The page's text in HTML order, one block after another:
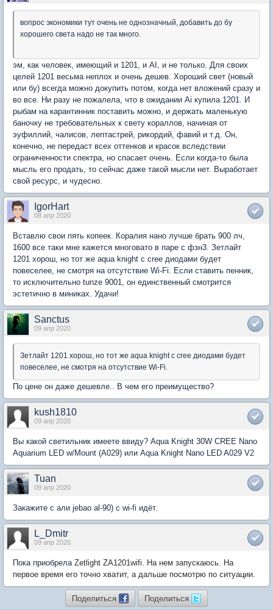
вопрос экономики тут очень не однозначный, добавить до бу
хорошего света надо не так много.
эм, как человек, имеющий и 1201, и AI, и не только. Для своих
целей 1201 весьма неплох и очень дешев. Хороший свет (новый
или бу) всегда можно докупить потом, когда нет вложений сразу и
во все. Ни разу не пожалела, что в ожидании Ai купила 1201. И
рыбам на карантинник поставить можно, и держать маленькую
баночку не требовательных к свету кораллов, начиная от
эуфиллий, чалисов, лептастрей, рикордий, фавий и т.д. Он,
конечно, не передаст всех оттенков и красок вследствии
ограниченности спектра, но спасает очень. Если когда-то была
мысль его продать, то сейчас даже такой мысли нет. Выработает
свой ресурс, и чудесно.
IgorHart
08 апр 2020
Вставлю свои пять копеек. Коралия нано лучше брать 900 лч,
1600 все таки мне кажется многовато в паре с фзн3. Зетлайт
1201 хорош, но тот же aqua knight с cree диодами будет
повеселее, не смотря на отсутствие Wi-Fi. Если ставить пенник,
то исключительно tunze 9001, он единственный смотрится
эстетично в миниках. Удачи!
Sanctus
09 апр 2020
Зетлайт 1201 хорош, но тот же aqua knight с cree диодами будет
повеселее, не смотря на отсутствие Wi-Fi.
По цене он даже дешевле.. В чем его преимущество?
kush1810
09 апр 2020
Вы какой светильник имеете ввиду? Aqua Knight 30W CREE Nano
Aquarium LED w/Mount (A029) или Aqua Knight Nano LED A029 V2
Tuan
09 апр 2020
Закажите с али jebao al-90) с wi-fi идёт.
L_Dmitr
09 апр 2020
Пока приобрела Zetlight ZA1201wifi. На нем запускаюсь. На
первое время его точно хватит, а дальше посмотрю по ситуации.
Поделиться Поделиться